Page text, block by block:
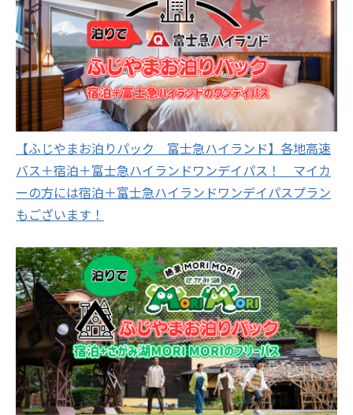
【ふじやまお泊りパック 富士急ハイランド】各地高速
バス＋宿泊＋富士急ハイランドワンデイパス！ マイカ
ーの方には宿泊＋富士急ハイランドワンデイパスプラン
もございます！